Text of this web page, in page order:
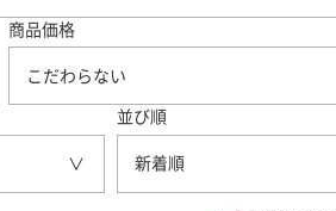
商品価格
こだわらない
並び順
新着順